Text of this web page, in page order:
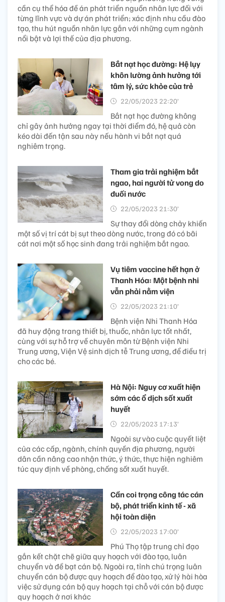
cần cụ thể hóa đề án phát triển nguồn nhân lực đối với
từng lĩnh vực và dự án phát triển; xác định nhu cầu đào
tạo, thu hút nguồn nhân lực gắn với những cụm ngành
nổi bật và lợi thế của địa phương.
Bắt nạt học đường: Hệ lụy
khôn lường ảnh hưởng tới
tâm lý, sức khỏe của trẻ
22/05/2023 22:20’
Bắt nạt học đường không
chỉ gây ảnh hưởng ngay tại thời điểm đó, hệ quả còn
kéo dài đến tận sau này nếu hành vi bắt nạt quá
nghiêm trọng.
Tham gia trải nghiệm bắt
ngao, hai người tử vong do
đuối nước
22/05/2023 21:30’
Sự thay đổi dòng chảy khiến
một số vị trí cát bị sụt theo dòng nước, trong đó có bãi
cát nơi một số học sinh đang trải nghiệm bắt ngao.
Vụ tiêm vaccine hết hạn ở
Thanh Hóa: Một bệnh nhi
vẫn phải nằm viện
22/05/2023 21:10’
Bệnh viện Nhi Thanh Hóa
đã huy động trang thiết bị, thuốc, nhân lực tốt nhất,
cùng với sự hỗ trợ về chuyên môn từ Bệnh viện Nhi
Trung ương, Viện Vệ sinh dịch tễ Trung ương, để điều trị
cho các bé.
Hà Nội: Nguy cơ xuất hiện
sớm các ổ dịch sốt xuất
huyết
22/05/2023 17:13’
Ngoài sự vào cuộc quyết liệt
của các cấp, ngành, chính quyền địa phương, người
dân cần nâng cao nhận thức, ý thức, thực hiện nghiêm
túc quy định về phòng, chống sốt xuất huyết.
Cần coi trọng công tác cán
bộ, phát triển kinh tế - xã
hội toàn diện
22/05/2023 17:00’
Phú Thọ tập trung chỉ đạo
gắn kết chặt chẽ giữa quy hoạch với đào tạo, luân
chuyển và đề bạt cán bộ. Ngoài ra, tỉnh chú trọng luân
chuyển cán bộ được quy hoạch để đào tạo, xử lý hài hòa
việc sử dụng cán bộ quy hoạch tại chỗ với cán bộ được
quy hoạch ở nơi khác